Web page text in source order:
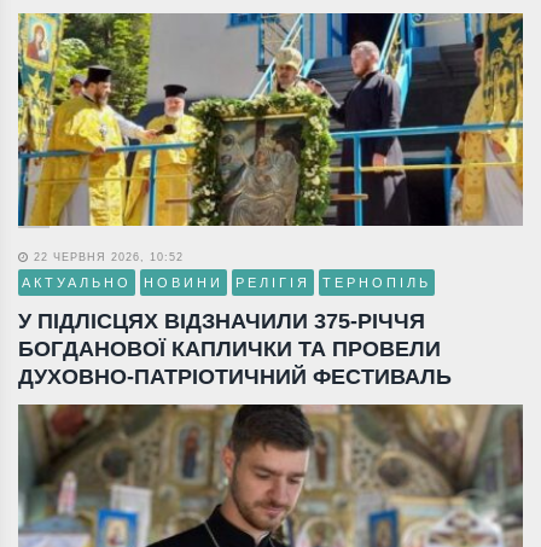
22 ЧЕРВНЯ 2026, 10:52
АКТУАЛЬНО НОВИНИ РЕЛІГІЯ ТЕРНОПІЛЬ
У ПІДЛІСЦЯХ ВІДЗНАЧИЛИ 375-РІЧЧЯ
БОГДАНОВОЇ КАПЛИЧКИ ТА ПРОВЕЛИ
ДУХОВНО-ПАТРІОТИЧНИЙ ФЕСТИВАЛЬ